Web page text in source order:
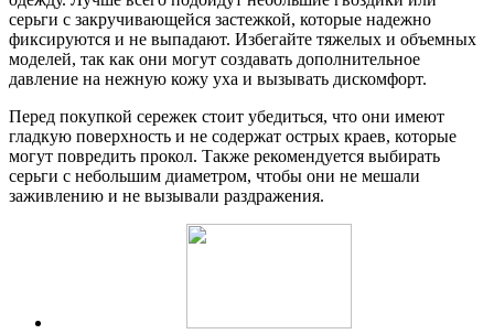
серьги с закручивающейся застежкой, которые надежно
фиксируются и не выпадают. Избегайте тяжелых и объемных
моделей, так как они могут создавать дополнительное
давление на нежную кожу уха и вызывать дискомфорт.
Перед покупкой сережек стоит убедиться, что они имеют
гладкую поверхность и не содержат острых краев, которые
могут повредить прокол. Также рекомендуется выбирать
серьги с небольшим диаметром, чтобы они не мешали
заживлению и не вызывали раздражения.